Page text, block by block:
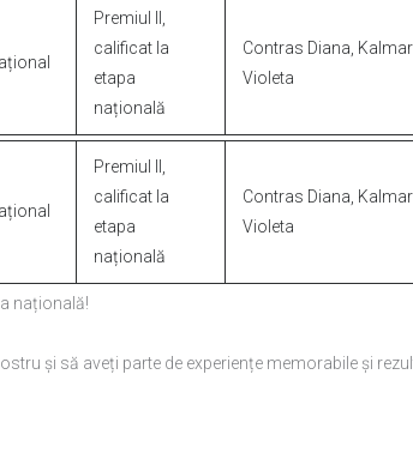
Premiul
calificat la
etapa
națională
Contras Diana, Kalmar
Violeta
Premiul
calificat la
etapa
națională
Contras Diana, Kalmar
Violeta
națională!
și să aveți parte de experiențe memorabile și